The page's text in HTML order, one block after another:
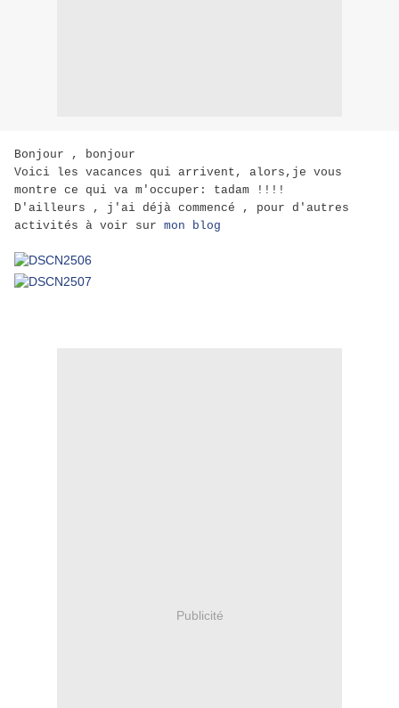
Bonjour , bonjour
Voici les vacances qui arrivent, alors,je vous
montre ce qui va m'occuper: tadam !!!!
D'ailleurs , j'ai déjà commencé , pour d'autres
activités à voir sur mon blog
Publicité